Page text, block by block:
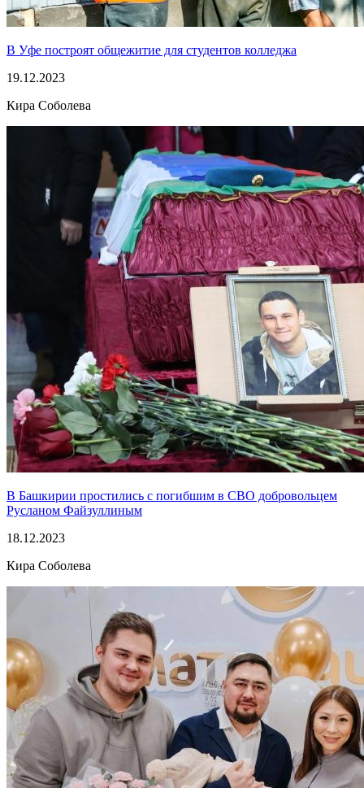
В Уфе построят общежитие для студентов колледжа
19.12.2023
Кира Соболева
В Башкирии простились с погибшим в СВО добровольцем
Русланом Файзуллиным
18.12.2023
Кира Соболева